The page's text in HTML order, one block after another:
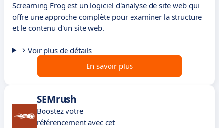
Screaming Frog est un logiciel d'analyse de site web qui
offre une approche complète pour examiner la structure
et le contenu d'un site web.
Voir plus de détails
En savoir plus
SEMrush
Boostez votre
référencement avec cet